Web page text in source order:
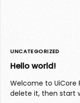
UNCATEGORIZED
Hello world!
Welcome to UiCore
delete it, then start